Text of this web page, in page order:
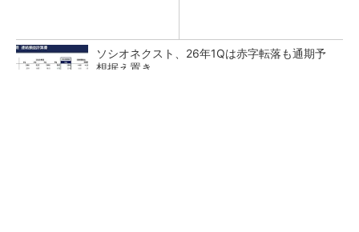
ソシオネクスト、26年1Qは赤字転落も通期予
想据え置き